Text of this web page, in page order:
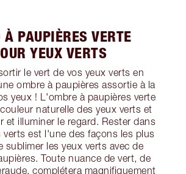
À PAUPIÈRES VERTE
YEUX VERTS
le vert de vos yeux verts en
ombre à paupières assortie à la
yeux ! L'ombre à paupières verte
naturelle des yeux verts et
et illuminer le regard. Rester dans
verts est l'une des façons les plus
sublimer les yeux verts avec de
Toute nuance de vert, de
complétera magnifiquement